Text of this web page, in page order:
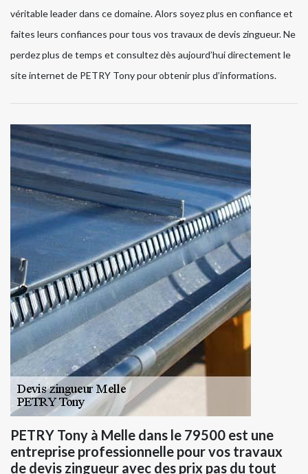
véritable leader dans ce domaine. Alors soyez plus en confiance et
faites leurs confiances pour tous vos travaux de devis zingueur. Ne
perdez plus de temps et consultez dès aujourd’hui directement le
site internet de PETRY Tony pour obtenir plus d’informations.
PETRY Tony à Melle dans le 79500 est une
entreprise professionnelle pour vos travaux
de devis zingueur avec des prix pas du tout